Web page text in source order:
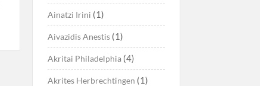
Ainatzi Irini (1)
Aivazidis Anestis(1)
Akritai Philadelphia(4)
Akrites Herbrechtingen (1)